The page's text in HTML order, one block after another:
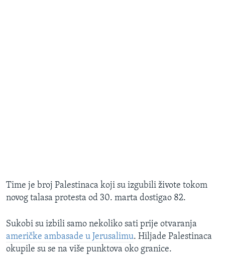
Time je broj Palestinaca koji su izgubili živote tokom
novog talasa protesta od 30. marta dostigao 82.
Sukobi su izbili samo nekoliko sati prije otvaranja
američke ambasade u Jerusalimu. Hiljade Palestinaca
okupile su se na više punktova oko granice.